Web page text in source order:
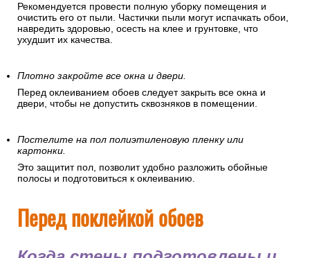
Рекомендуется провести полную уборку помещения и
очистить его от пыли. Частички пыли могут испачкать обои,
навредить здоровью, осесть на клее и грунтовке, что
ухудшит их качества.
Плотно закройте все окна и двери.
Перед оклеиванием обоев следует закрыть все окна и
двери, чтобы не допустить сквозняков в помещении.
Постелите на пол полиэтиленовую пленку или
картонки.
Это защитит пол, позволит удобно разложить обойные
полосы и подготовиться к оклеиванию.
Перед поклейкой обоев